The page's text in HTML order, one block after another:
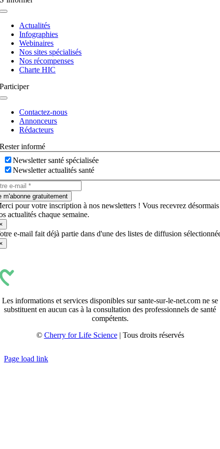
Navigation
basculeActualités
Infographies
Webinaires
Nos sites spécialisés
Nos récompenses
Charte HIC
Participer
Navigation
basculeContactez-nous
Annonceurs
Rédacteurs
Rester informé
Newsletter santé spécialisée
Newsletter actualités santé
m'abonne gratuitement
pour votre inscription à nos newsletters ! Vous recevrez désormais
actualités chaque semaine.
e-mail fait déjà partie dans d'une des listes de diffusion
Les informations et services disponibles sur sante-sur-le-net.com ne se
substituent en aucun cas à la consultation des professionnels de santé
compétents.
© Cherry for Life Science| Tous droits réservés
Page load link